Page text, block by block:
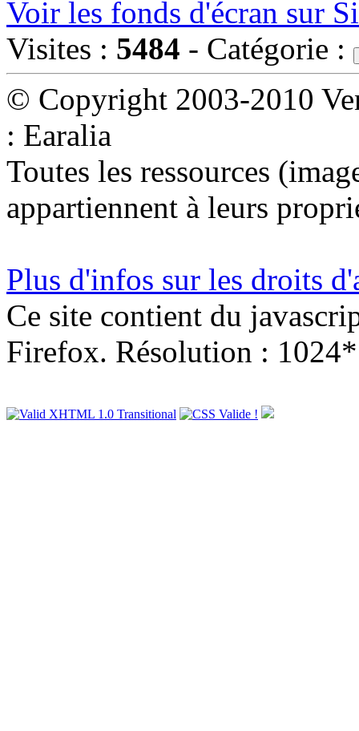
Voir les fonds d'écran sur
Visites : 5484 - Catégorie :
© Copyright 2003-2010
: Earalia
Toutes les ressources
appartiennent à leurs
Plus d'infos sur les droits
Ce site contient du
Firefox. Résolution :